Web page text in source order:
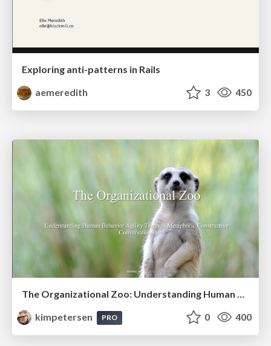
Exploring anti-patterns in Rails
aemeredith
3 450
The Organizational Zoo: Understanding Human Behavior Agility Through Metaphoric Constructive Conversations (based on the works of Arthur Shelley, Ph.D)
kimpetersen
PRO 0 400